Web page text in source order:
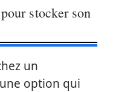
stocker son
un
option qui